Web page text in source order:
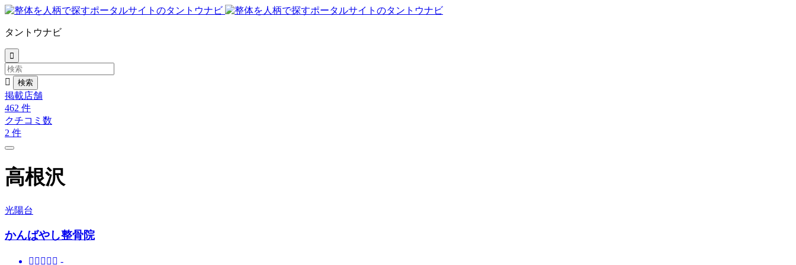
タントウナビ


掲載店舗
462 件
クチコミ数
2 件
高根沢
光陽台
かんばやし整骨院
     -